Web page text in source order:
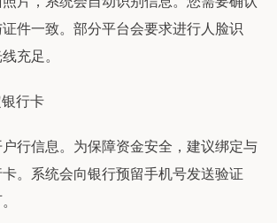
件一致。部分平台会要求进行人脸识
充足。
行卡
行信息。为保障资金安全，建议绑定与
。系统会向银行预留手机号发送验证